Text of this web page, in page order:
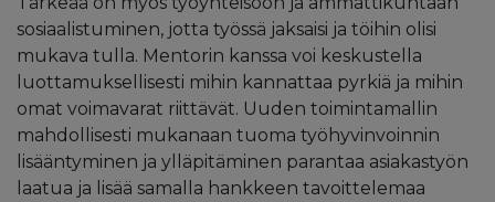
sosiaalistuminen, jotta työssä jaksaisi ja töihin olisi
mukava tulla. Mentorin kanssa voi keskustella
luottamuksellisesti mihin kannattaa pyrkiä ja mihin
omat voimavarat riittävät. Uuden toimintamallin
mahdollisesti mukanaan tuoma työhyvinvoinnin
lisääntyminen ja ylläpitäminen parantaa asiakastyön
laatua ja lisää samalla hankkeen tavoittelemaa